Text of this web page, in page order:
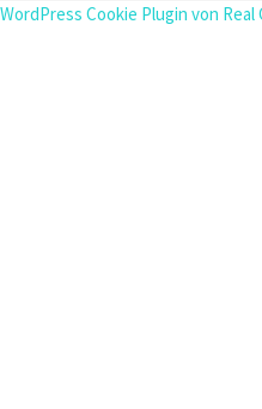
WordPress Cookie Plugin von Real